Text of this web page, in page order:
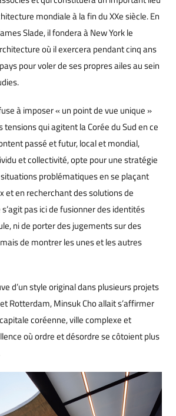
mondiale à la fin du XXe siècle. En
Slade, il fondera à New York le
où il exercera pendant cinq ans
pour voler de ses propres ailes au sein
à imposer « un point de vue unique »
qui agitent la Corée du Sud en ce
passé et futur, local et mondial,
et collectivité, opte pour une stratégie
problématiques en se plaçant
et en recherchant des solutions de
pas ici de fusionner des identités
ni de porter des jugements sur des
de montrer les unes et les autres
d’un style original dans plusieurs projets
Rotterdam, Minsuk Cho allait s’affirmer
coréenne, ville complexe et
où ordre et désordre se côtoient plus